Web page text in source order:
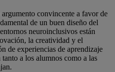
convincente a favor de
de un buen diseño del
neuroinclusivos están
la creatividad y el
de experiencias de aprendizaje
a los alumnos como a las